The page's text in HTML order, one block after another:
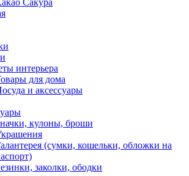
Сакура
интерьера
для дома
и аксессуары
кулоны, броши
(сумки, кошельки, обложки на
заколки, ободки